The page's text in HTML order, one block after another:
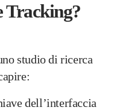
Tracking?
studio di ricerca
dell’interfaccia